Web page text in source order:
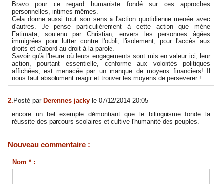
Bravo pour ce regard humaniste fondé sur ces approches
personnelles, intimes mêmes.
Cela donne aussi tout son sens à l'action quotidienne menée avec
d'autres. Je pense particulièrement à cette action que mène
Fatimata, soutenu par Christian, envers les personnes âgées
immigrées pour lutter contre l'oubli, l'isolement, pour l'accès aux
droits et d'abord au droit à la parole.
Savoir qu'à l'heure où leurs engagements sont mis en valeur ici, leur
action, pourtant essentielle, conforme aux volontés politiques
affichées, est menacée par un manque de moyens financiers! Il
nous faut absolument réagir et trouver les moyens de persévérer !
2. Posté par Derennes jacky le 07/12/2014 20:05
encore un bel exemple démontrant que le bilinguisme fonde la
réussite des parcours scolaires et cultive l'humanité des peuples.
Nouveau commentaire :
Nom * :